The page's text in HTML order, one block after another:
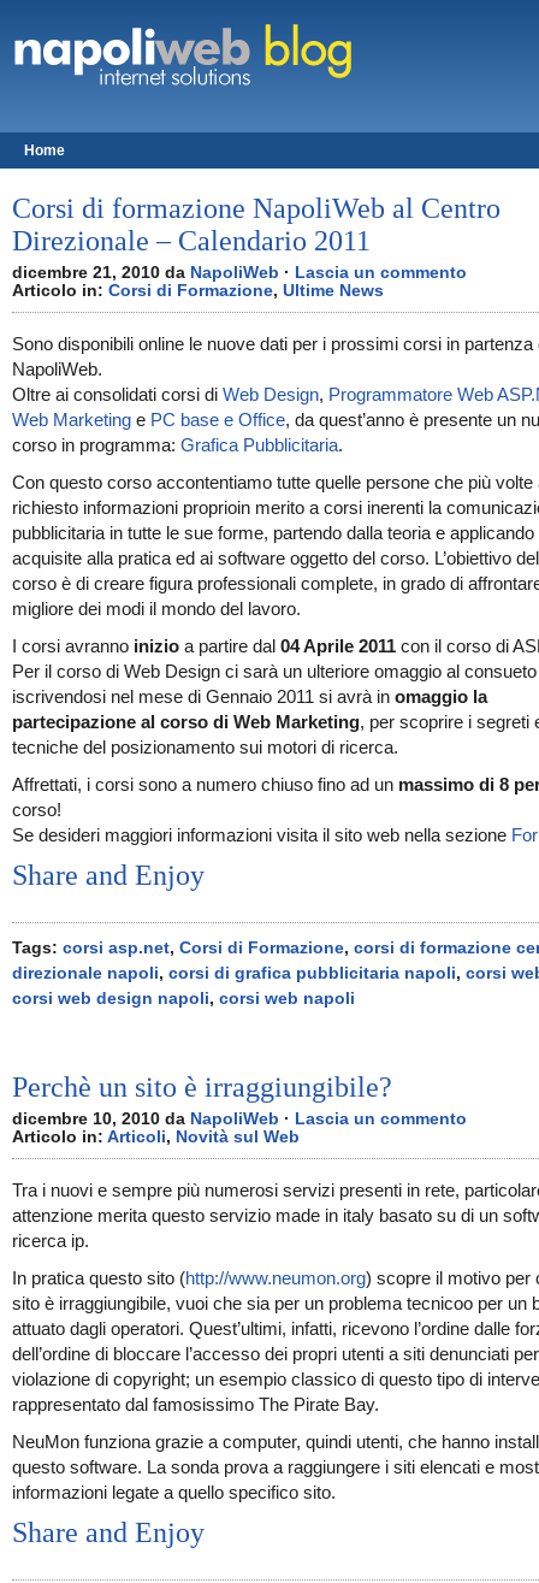
Solo un altro blog targato WordPress
Home
Corsi di formazione NapoliWeb al Centro
Direzionale – Calendario 2011
dicembre 21, 2010 da NapoliWeb · Lascia un commento
Articolo in: Corsi di Formazione, Ultime News
Sono disponibili online le nuove dati per i prossimi corsi in partenza
NapoliWeb.
Oltre ai consolidati corsi di Web Design, Programmatore Web
Web Marketing e PC base e Office, da quest’anno è presente un
corso in programma: Grafica Pubblicitaria.
Con questo corso accontentiamo tutte quelle persone che più volte
richiesto informazioni proprioin merito a corsi inerenti la
pubblicitaria in tutte le sue forme, partendo dalla teoria e
acquisite alla pratica ed ai software oggetto del corso. L’obiettivo
corso è di creare figura professionali complete, in grado di
migliore dei modi il mondo del lavoro.
I corsi avranno inizio a partire dal 04 Aprile 2011 con il corso di
Per il corso di Web Design ci sarà un ulteriore omaggio al
iscrivendosi nel mese di Gennaio 2011 si avrà in omaggio la
partecipazione al corso di Web Marketing, per scoprire i segreti
tecniche del posizionamento sui motori di ricerca.
Affrettati, i corsi sono a numero chiuso fino ad un massimo di 8
corso!
Se desideri maggiori informazioni visita il sito web nella sezione
Share and Enjoy
Tags: corsi asp.net, Corsi di Formazione, corsi di formazione
direzionale napoli, corsi di grafica pubblicitaria napoli, corsi
corsi web design napoli, corsi web napoli
Perchè un sito è irraggiungibile?
dicembre 10, 2010 da NapoliWeb · Lascia un commento
Articolo in: Articoli, Novità sul Web
Tra i nuovi e sempre più numerosi servizi presenti in rete,
attenzione merita questo servizio made in italy basato su di un
ricerca ip.
In pratica questo sito (http://www.neumon.org) scopre il motivo per
sito è irraggiungibile, vuoi che sia per un problema tecnicoo per un
attuato dagli operatori. Quest’ultimi, infatti, ricevono l’ordine dalle
dell’ordine di bloccare l’accesso dei propri utenti a siti denunciati per
violazione di copyright; un esempio classico di questo tipo di
rappresentato dal famosissimo The Pirate Bay.
NeuMon funziona grazie a computer, quindi utenti, che hanno
questo software. La sonda prova a raggiungere i siti elencati e
informazioni legate a quello specifico sito.
Share and Enjoy